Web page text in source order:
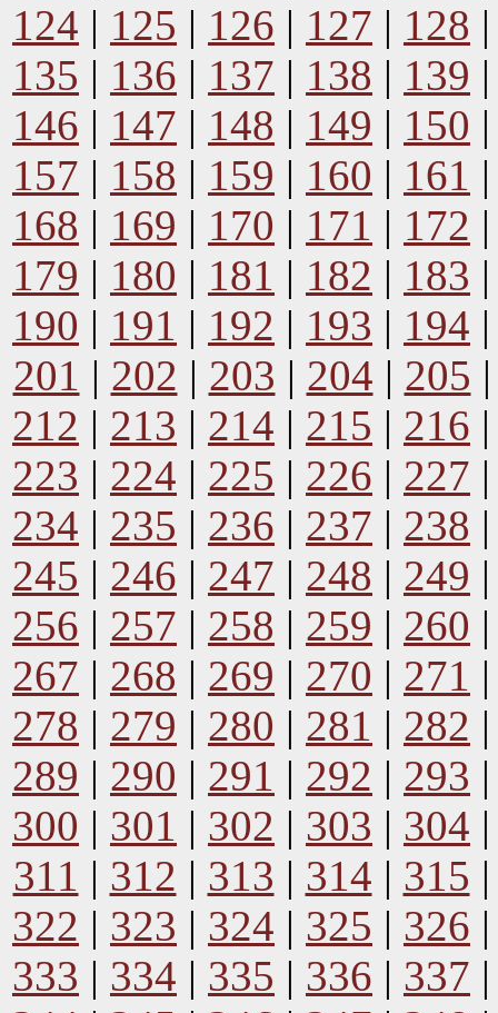
124 | 125 | 126 | 127 | 128
135 | 136 | 137 | 138 | 139
146 | 147 | 148 | 149 | 150
157 | 158 | 159 | 160 | 161
168 | 169 | 170 | 171 | 172
179 | 180 | 181 | 182 | 183
190 | 191 | 192 | 193 | 194
201 | 202 | 203 | 204 | 205
212 | 213 | 214 | 215 | 216
223 | 224 | 225 | 226 | 227
234 | 235 | 236 | 237 | 238
245 | 246 | 247 | 248 | 249
256 | 257 | 258 | 259 | 260
267 | 268 | 269 | 270 | 271
278 | 279 | 280 | 281 | 282
289 | 290 | 291 | 292 | 293
300 | 301 | 302 | 303 | 304
311 | 312 | 313 | 314 | 315
322 | 323 | 324 | 325 | 326
333 | 334 | 335 | 336 | 337